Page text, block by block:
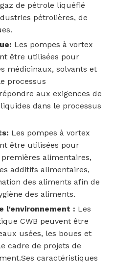
de pétrole liquéfié
pétrolières, de
Les pompes à vortex
être utilisées pour
médicinaux, solvants et
processus
aux exigences de
dans le processus
Les pompes à vortex
être utilisées pour
alimentaires,
additifs alimentaires,
des aliments afin de
des aliments.
l'environnement : Les
CWB peuvent être
usées, les boues et
cadre de projets de
caractéristiques